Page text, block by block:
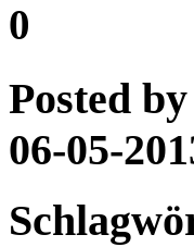
0
Posted by
06-05-